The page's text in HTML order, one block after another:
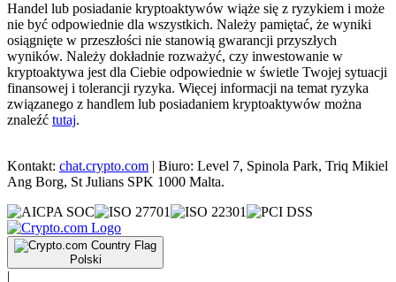
Handel lub posiadanie kryptoaktywów wiąże się z ryzykiem i może
nie być odpowiednie dla wszystkich. Należy pamiętać, że wyniki
osiągnięte w przeszłości nie stanowią gwarancji przyszłych
wyników. Należy dokładnie rozważyć, czy inwestowanie w
kryptoaktywa jest dla Ciebie odpowiednie w świetle Twojej sytuacji
finansowej i tolerancji ryzyka. Więcej informacji na temat ryzyka
związanego z handlem lub posiadaniem kryptoaktywów można
znaleźć tutaj.
Kontakt: chat.crypto.com | Biuro: Level 7, Spinola Park, Triq Mikiel
Ang Borg, St Julians SPK 1000 Malta.
Polski
|